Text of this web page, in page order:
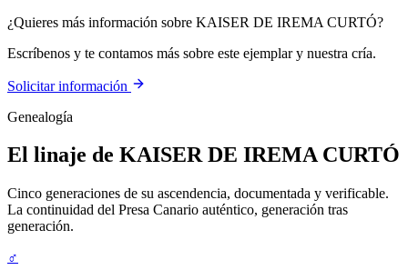
¿Quieres más información sobre KAISER DE IREMA CURTÓ?
Escríbenos y te contamos más sobre este ejemplar y nuestra cría.
Solicitar información
Genealogía
El linaje de KAISER DE IREMA CURTÓ
Cinco generaciones de su ascendencia, documentada y verificable.
La continuidad del Presa Canario auténtico, generación tras
generación.
♂